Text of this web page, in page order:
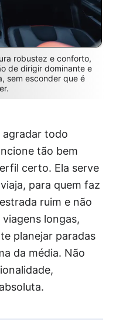
robustez e conforto,
de dirigir dominante e
sem esconder que é
agradar todo
tão bem
certo. Ela serve
para quem faz
ruim e não
longas,
planejar paradas
da média. Não